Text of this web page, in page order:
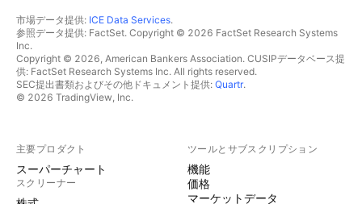
市場データ提供: ICE Data Services.
参照データ提供: FactSet. Copyright © 2026 FactSet Research Systems
Inc.
Copyright © 2026, American Bankers Association. CUSIPデータベース提
供: FactSet Research Systems Inc. All rights reserved.
SEC提出書類およびその他ドキュメント提供: Quartr.
© 2026 TradingView, Inc.
主要プロダクト
スーパーチャート
スクリーナー
ツールとサブスクリプション
機能
価格
マーケットデータ